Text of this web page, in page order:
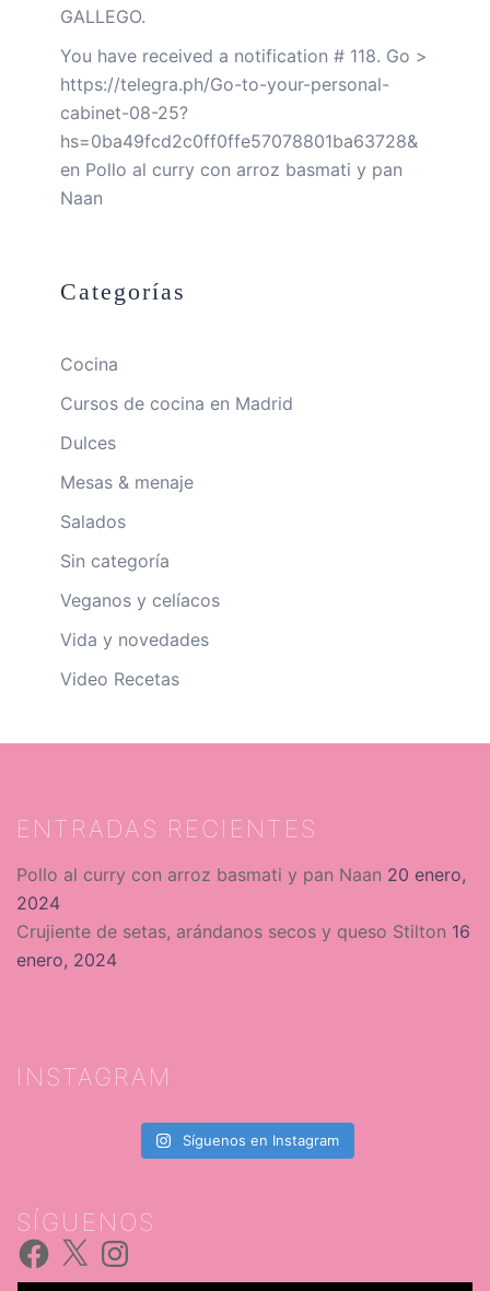
GALLEGO.
You have received a notification # 118. Go >
https://telegra.ph/Go-to-your-personal-
cabinet-08-25?
hs=0ba49fcd2c0ff0ffe57078801ba63728&
en Pollo al curry con arroz basmati y pan
Naan
Categorías
Cocina
Cursos de cocina en Madrid
Dulces
Mesas & menaje
Salados
Sin categoría
Veganos y celíacos
Vida y novedades
Video Recetas
ENTRADAS RECIENTES
Pollo al curry con arroz basmati y pan Naan 20 enero,
2024
Crujiente de setas, arándanos secos y queso Stilton 16
enero, 2024
INSTAGRAM
Síguenos en Instagram
SÍGUENOS
Facebook
X Instagram